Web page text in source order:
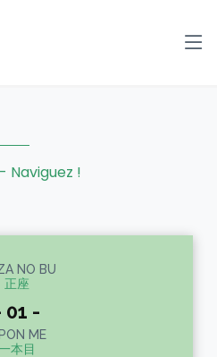
- Naviguez !
NO BU
正座
01 -
ME
本目